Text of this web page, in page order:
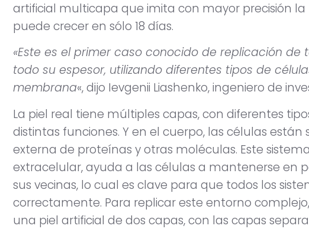
artificial multicapa que imita con mayor precisión
puede crecer en sólo 18 días.
«Este es el primer caso conocido de replicación
todo su espesor, utilizando diferentes tipos de
membrana«, dijo Ievgenii Liashenko, ingeniero de
La piel real tiene múltiples capas, con diferentes
distintas funciones. Y en el cuerpo, las células
externa de proteínas y otras moléculas. Este
extracelular, ayuda a las células a mantenerse en
sus vecinas, lo cual es clave para que todos los
correctamente. Para replicar este entorno
una piel artificial de dos capas, con las capas